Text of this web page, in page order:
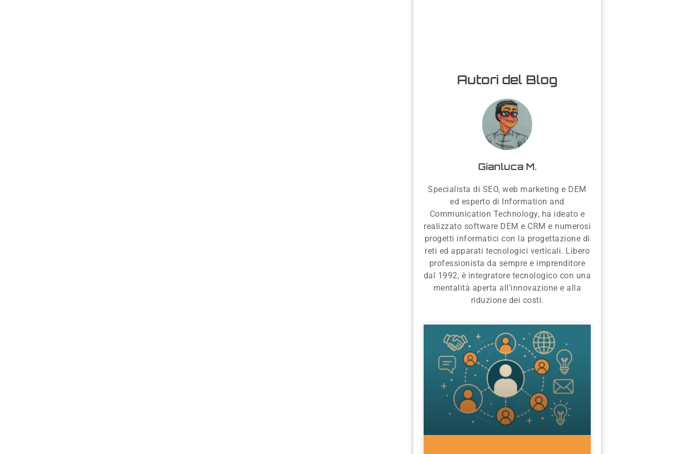
Autori del Blog
Gianluca M.
Specialista di SEO, web marketing e DEM
ed esperto di Information and
Communication Technology, ha ideato e
realizzato software DEM e CRM e numerosi
progetti informatici con la progettazione di
reti ed apparati tecnologici verticali. Libero
professionista da sempre e imprenditore
dal 1992, è integratore tecnologico con una
mentalità aperta all’innovazione e alla
riduzione dei costi.